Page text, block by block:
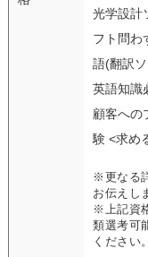
光学設計
フト問わ
語(翻訳
英語知識
顧客への
験 <求め
※更なる
お伝えし
※上記資
類選考可
ください。